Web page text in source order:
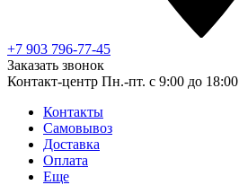
+7 903 796-77-45
Заказать звонок
Контакт-центр Пн.-пт. с 9:00 до 18:00
Контакты
Самовывоз
Доставка
Оплата
Еще